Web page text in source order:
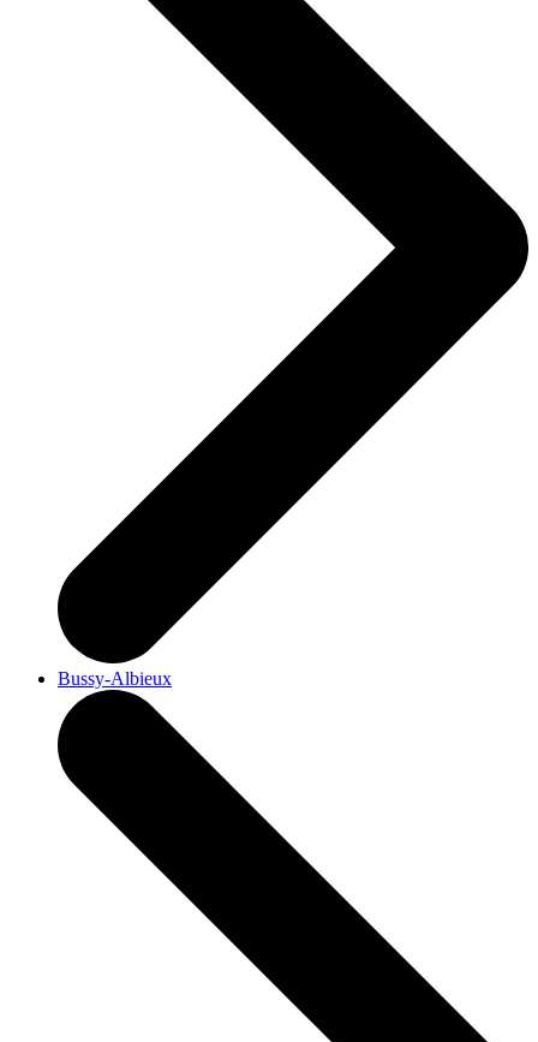
Bussy-Albieux